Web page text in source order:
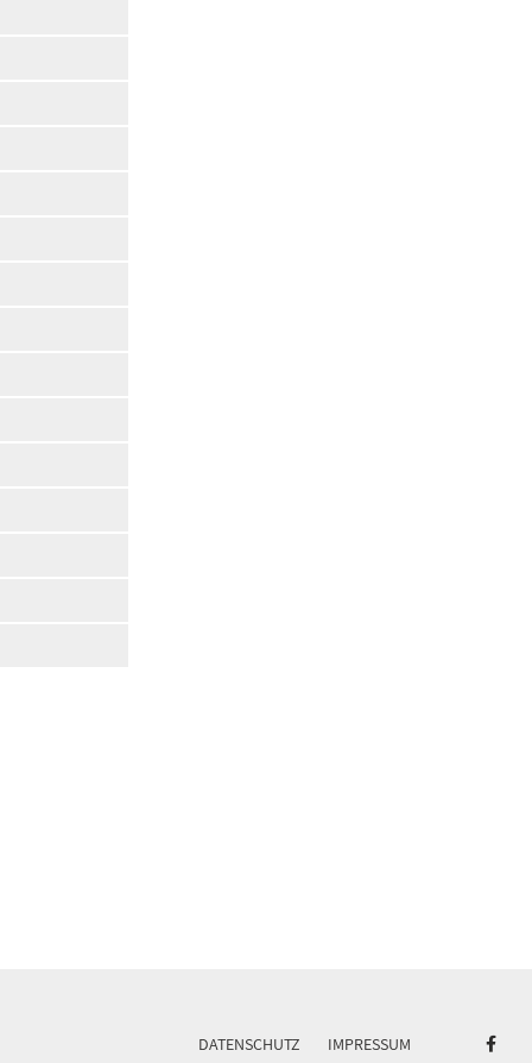
DATENSCHUTZ IMPRESSUM